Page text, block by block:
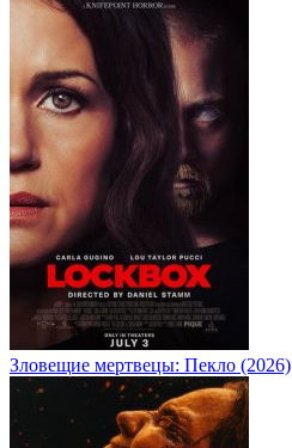
Зловещие мертвецы: Пекло (2026)